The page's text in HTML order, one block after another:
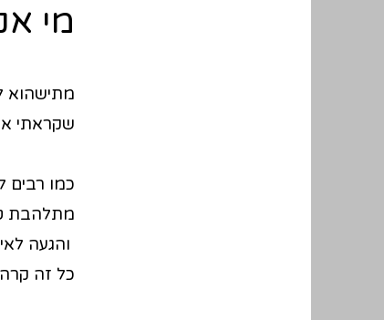
מי
מתישהוא
שקראתי
כמו רבים
מתלהבת
והגעה
כל זה